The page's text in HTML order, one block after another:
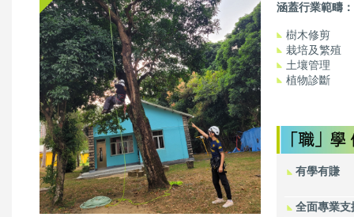
涵蓋行業範疇：
樹木修剪
栽培及繁殖
土壤管理
植物診斷
有學有賺
全面專業支